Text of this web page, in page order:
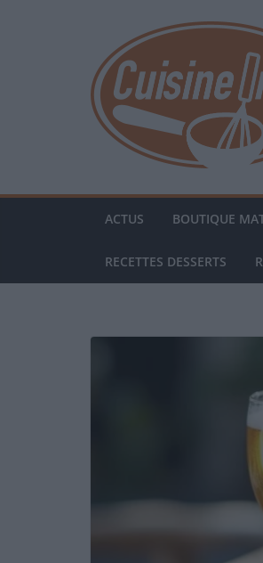
ACTUS BOUTIQUE
RECETTES DESSERTS